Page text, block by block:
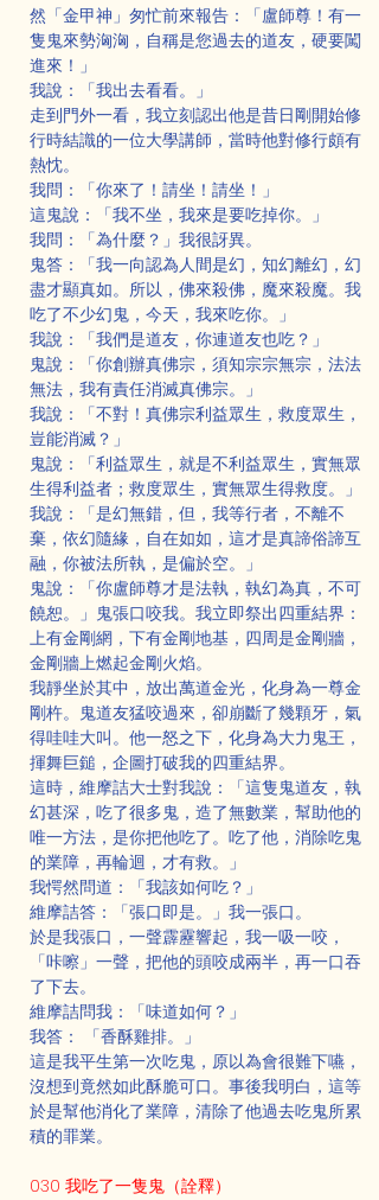
然「金甲神」匆忙前來報告：「盧師尊！有一
隻鬼來勢洶洶，自稱是您過去的道友，硬要闖
進來！」
我說：「我出去看看。」
走到門外一看，我立刻認出他是昔日剛開始修
行時結識的一位大學講師，當時他對修行頗有
熱忱。
我問：「你來了！請坐！請坐！」
這鬼說：「我不坐，我來是要吃掉你。」
我問：「為什麼？」我很訝異。
鬼答：「我一向認為人間是幻，知幻離幻，幻
盡才顯真如。所以，佛來殺佛，魔來殺魔。我
吃了不少幻鬼，今天，我來吃你。」
我說：「我們是道友，你連道友也吃？」
鬼說：「你創辦真佛宗，須知宗宗無宗，法法
無法，我有責任消滅真佛宗。」
我說：「不對！真佛宗利益眾生，救度眾生，
豈能消滅？」
鬼說：「利益眾生，就是不利益眾生，實無眾
生得利益者；救度眾生，實無眾生得救度。」
我說：「是幻無錯，但，我等行者，不離不
棄，依幻隨緣，自在如如，這才是真諦俗諦互
融，你被法所執，是偏於空。」
鬼說：「你盧師尊才是法執，執幻為真，不可
饒恕。」鬼張口咬我。我立即祭出四重結界：
上有金剛網，下有金剛地基，四周是金剛牆，
金剛牆上燃起金剛火焰。
我靜坐於其中，放出萬道金光，化身為一尊金
剛杵。鬼道友猛咬過來，卻崩斷了幾顆牙，氣
得哇哇大叫。他一怒之下，化身為大力鬼王，
揮舞巨鎚，企圖打破我的四重結界。
這時，維摩詰大士對我說：「這隻鬼道友，執
幻甚深，吃了很多鬼，造了無數業，幫助他的
唯一方法，是你把他吃了。吃了他，消除吃鬼
的業障，再輪迴，才有救。」
我愕然問道：「我該如何吃？」
維摩詰答：「張口即是。」我一張口。
於是我張口，一聲霹靂響起，我一吸一咬，
「咔嚓」一聲，把他的頭咬成兩半，再一口吞
了下去。
維摩詰問我：「味道如何？」
我答： 「香酥雞排。」
這是我平生第一次吃鬼，原以為會很難下嚥，
沒想到竟然如此酥脆可口。事後我明白，這等
於是幫他消化了業障，清除了他過去吃鬼所累
積的罪業。
030 我吃了一隻鬼（詮釋）